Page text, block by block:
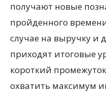
получают новые
пройденного
случае на выручку и
приходят итоговые
короткий
охватить максимум